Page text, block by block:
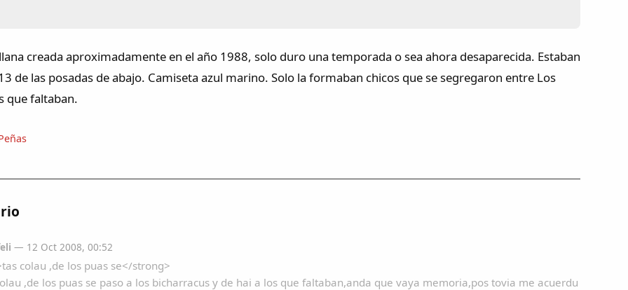
creada aproximadamente en el año 1988, solo duro una temporada o sea ahora desaparecida. Estaban
de las posadas de abajo. Camiseta azul marino. Solo la formaban chicos que se segregaron entre Los
que faltaban.
— 12 Oct 2008, 00:52
colau ,de los puas se</strong>
,de los puas se paso a los bicharracus y de hai a los que faltaban,anda que vaya memoria,pos tovia me acuerdu